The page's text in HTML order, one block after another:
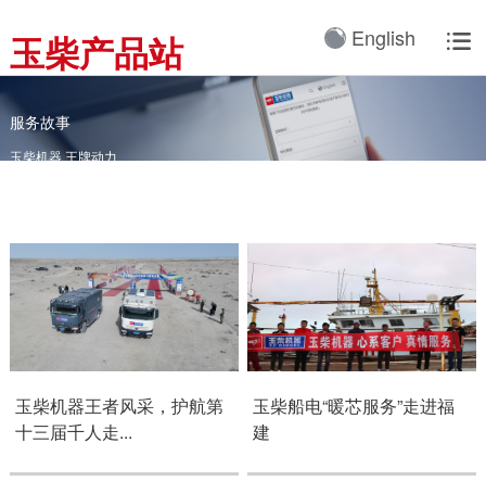
玉柴产品站 
English
产品与解决方案
卡车动力
客车动力
工程机械动力
发电动力
农业装备动力
新能源动力
发电机组
工业动力
整车
产品3D展厅
全球服务支持
全球服务网络
服务理念
配件
配件真伪查询
玉柴已在全球拥有完善服
务网络，在国内建立了
12个商用车系统部/驻外
全球服务网络
海外服务网络
服务理念
服务理念与服务承诺
服务政策
我们的公司
关于我们
研发实力
广西玉柴机器集团有限公
司始建于1951年，是一
家以动力系统为圆心、实
施同心多元化发展的国有
拥有20多家全资、控
股、参股二级子公司，涉
及发动机制造及其产业
服务故事
玉柴机器 王牌动力
玉柴机器王者风采，护航第
十三届千人走...
玉柴船电“暖芯服务”走进福
建